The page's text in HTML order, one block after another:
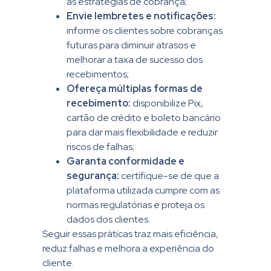
Envie lembretes e notificações:
informe os clientes sobre cobranças
futuras para diminuir atrasos e
melhorar a taxa de sucesso dos
recebimentos;
Ofereça múltiplas formas de
recebimento: disponibilize Pix,
cartão de crédito e boleto bancário
para dar mais flexibilidade e reduzir
riscos de falhas;
Garanta conformidade e
segurança: certifique-se de que a
plataforma utilizada cumpre com as
normas regulatórias e proteja os
dados dos clientes.
Seguir essas práticas traz mais eficiência,
reduz falhas e melhora a experiência do
cliente.